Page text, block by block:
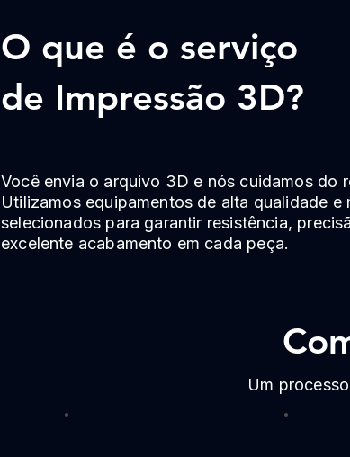
O que é o serviço
de Impressão 3D?
Você envia o arquivo 3D e nós cuidamos do
Utilizamos equipamentos de alta qualidade e
selecionados para garantir resistência,
excelente acabamento em cada peça.
Um